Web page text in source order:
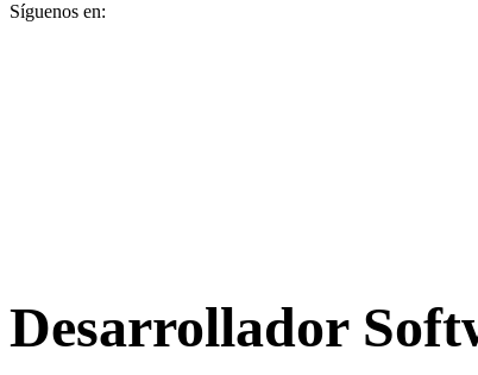
Síguenos en:
Desarrollador